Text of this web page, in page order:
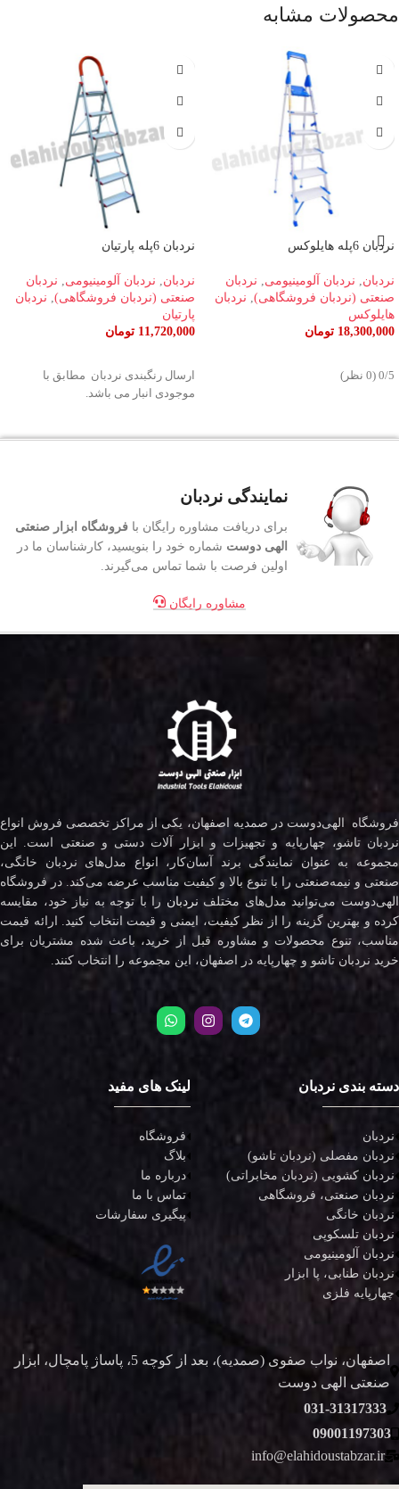
محصولات مشابه
نردبان 6پله هایلوکس
نردبان نردبان آلومینیومی
نردبان
صنعتی (نردبان فروشگاهی) نردبان
هایلوکس
18,300,000 تومان
‫0/5 ‫(0 نظر)
نردبان 6پله پارتیان
نردبان نردبان آلومینیومی
نردبان
صنعتی (نردبان فروشگاهی) نردبان
پارتیان
11,720,000 تومان
ارسال رنگبندی نردبان مطابق با
موجودی انبار می باشد.
نمایندگی نردبان
برای دریافت مشاوره رایگان با فروشگاه ابزار صنعتی
الهی دوست شماره خود را بنویسید، کارشناسان ما در
اولین فرصت با شما تماس می‌گیرند.
مشاوره رایگان
فروشگاه الهی‌دوست در صمدیه اصفهان، یکی از مراکز تخصصی فروش انواع
نردبان تاشو، چهارپایه و تجهیزات و ابزار آلات دستی و صنعتی است. این
مجموعه به عنوان نمایندگی برند آسان‌کار، انواع مدل‌های نردبان خانگی،
صنعتی و نیمه‌صنعتی را با تنوع بالا و کیفیت مناسب عرضه می‌کند. در فروشگاه
الهی‌دوست می‌توانید مدل‌های مختلف نردبان را با توجه به نیاز خود، مقایسه
کرده و بهترین گزینه را از نظر کیفیت، ایمنی و قیمت انتخاب کنید. ارائه قیمت
مناسب، تنوع محصولات و مشاوره قبل از خرید، باعث شده مشتریان برای
خرید نردبان تاشو و چهارپایه در اصفهان، این مجموعه را انتخاب کنند.
دسته بندی نردبان
نردبان
نردبان مفصلی (نردبان تاشو)
نردبان کشویی (نردبان مخابراتی)
نردبان صنعتی، فروشگاهی
نردبان خانگی
نردبان تلسکوپی
نردبان آلومینیومی
نردبان طنابی، پا ابزار
چهارپایه فلزی
لینک های مفید
فروشگاه
بلاگ
درباره ما
تماس با ما
پیگیری سفارشات
اصفهان، نواب صفوی (صمدیه)، بعد از کوچه 5، پاساژ پامچال، ابزار
صنعتی الهی دوست
031-31317333
09001197303
info@elahidoustabzar.ir